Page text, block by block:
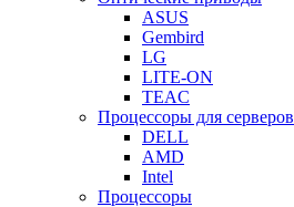
ASUS
Gembird
LG
LITE-ON
TEAC
Процессоры для серверов
DELL
AMD
Intel
Процессоры